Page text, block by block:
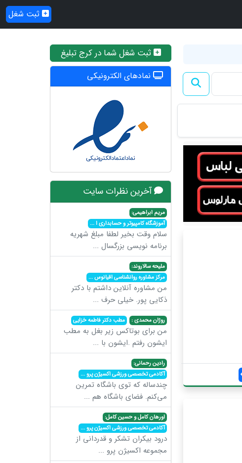
ثبت شغل
ثبت شغل شما در کرج تبلیغ
نمادهای الکترونیکی
آخرین نظرات سایت
مریم ابراهیمی:
آموزشگاه کامپیوتر و حسابداری ا...
سلام وقت بخیر لطفا مبلغ شهریه
برنامه نویسی بزرگسال ...
ملیحه سالاروند:
مرکز مشاوره روانشناسی اقیانوس...
من مشاوره آنلاین داشتم با دکتر
ذکایی پور. خیلی حرف ...
روژان محمدی : مطب دکتر فاطمه خزایی
من برای بوتاکس زیر بغل به مطب
ایشون رفتم .ایشون با ...
رادین رحمانی:
آکادمی تخصصی ورزشی اکسیژن پرو...
چندساله که توی باشگاه تمرین
می‌کنم. فضای باشگاه هم ...
اورهان کامل و حسین کامل:
آکادمی تخصصی ورزشی اکسیژن پرو...
درود بیکران تشکر و قدردانی از
مجموعه اکسیژن پرو ...